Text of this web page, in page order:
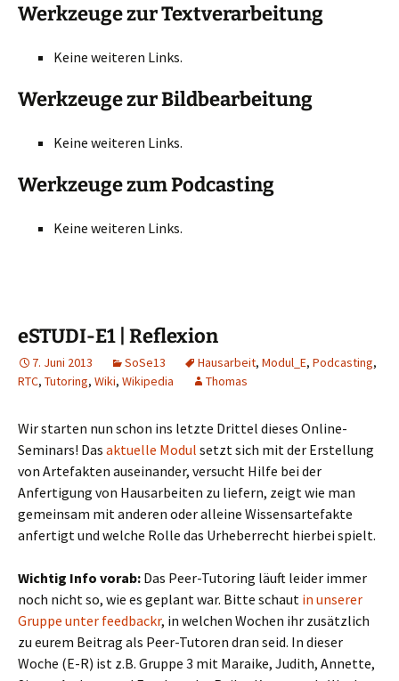
Werkzeuge zur Textverarbeitung
Keine weiteren Links.
Werkzeuge zur Bildbearbeitung
Keine weiteren Links.
Werkzeuge zum Podcasting
Keine weiteren Links.
eSTUDI-E1 | Reflexion
7. Juni 2013 SoSe13 Hausarbeit, Modul_E, Podcasting,
RTC, Tutoring, Wiki, Wikipedia Thomas
Wir starten nun schon ins letzte Drittel dieses Online-
Seminars! Das aktuelle Modul setzt sich mit der Erstellung
von Artefakten auseinander, versucht Hilfe bei der
Anfertigung von Hausarbeiten zu liefern, zeigt wie man
gemeinsam mit anderen oder alleine Wissensartefakte
anfertigt und welche Rolle das Urheberrecht hierbei spielt.
Wichtig Info vorab: Das Peer-Tutoring läuft leider immer
noch nicht so, wie es geplant war. Bitte schaut in unserer
Gruppe unter feedbackr, in welchen Wochen ihr zusätzlich
zu eurem Beitrag als Peer-Tutoren dran seid. In dieser
Woche (E-R) ist z.B. Gruppe 3 mit Maraike, Judith, Annette,